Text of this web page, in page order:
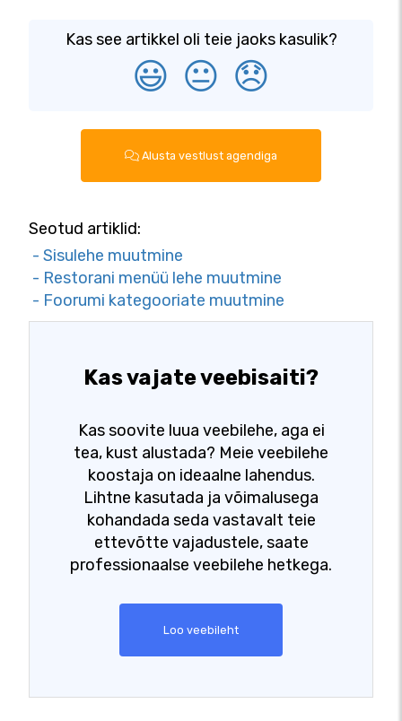
Kas see artikkel oli teie jaoks kasulik?
😃 😐 😞
Alusta vestlust agendiga
Seotud artiklid:
- Sisulehe muutmine
- Restorani menüü lehe muutmine
- Foorumi kategooriate muutmine
Kas vajate veebisaiti?
Kas soovite luua veebilehe, aga ei
tea, kust alustada? Meie veebilehe
koostaja on ideaalne lahendus.
Lihtne kasutada ja võimalusega
kohandada seda vastavalt teie
ettevõtte vajadustele, saate
professionaalse veebilehe hetkega.
Loo veebileht